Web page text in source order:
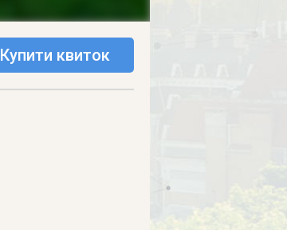
Купити квиток